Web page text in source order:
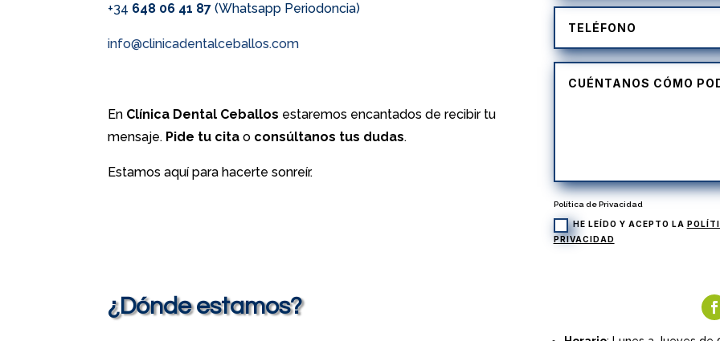
+34 648 06 41 87 (Whatsapp Periodoncia)
info@clinicadentalceballos.com
En Clínica Dental Ceballos estaremos encantados de recibir tu
mensaje. Pide tu cita o consúltanos tus dudas.
Estamos aquí para hacerte sonreír.
Política de Privacidad
HE LEÍDO Y ACEPTO LA
PRIVACIDAD
¿Dónde estamos?